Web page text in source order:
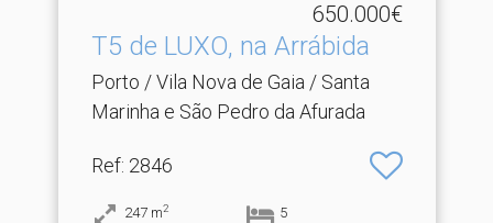
650.000€
T5 de LUXO, na Arrábida
Porto / Vila Nova de Gaia / Santa
Marinha e São Pedro da Afurada
Ref: 2846
247 m2 5